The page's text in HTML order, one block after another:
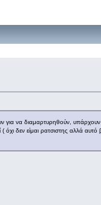
για να διαμαρτυρηθούν,
δεν είμαι ρατσιστης αλλά